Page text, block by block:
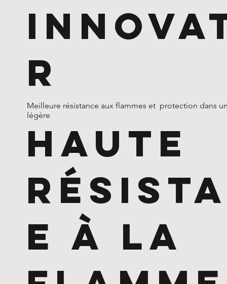
R
Meilleure résistance aux flammes et protection dans
légère
HAUTE
E À LA